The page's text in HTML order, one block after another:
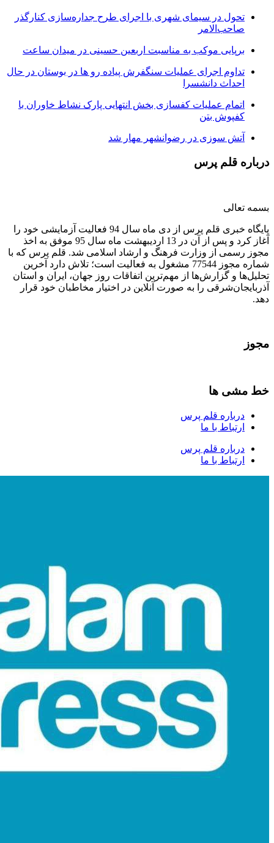
تحول در سیمای شهری با اجرای طرح جداره‌سازی کنارگذر
صاحب‌الامر
برپایی موکب به مناسبت اربعین حسینی در میدان ساعت
تداوم اجرای عملیات سنگفرش پیاده رو ها در بوستان در حال
احداث دانشسرا
اتمام عملیات کفسازی بخش انتهایی پارک نشاط خاوران با
کفپوش بتن
آتش سوزی در رضوانشهر مهار شد
درباره قلم پرس
بسمه تعالی
پایگاه خبری قلم پرس از دی ماه سال 94 فعالیت آزمایشی خود را
آغاز کرد و پس از آن در 13 اردیبهشت ماه سال 95 موفق به اخذ
مجوز رسمی از وزارت فرهنگ و ارشاد اسلامی شد. قلم پرس که با
شماره مجوز 77544 مشغول به فعالیت است؛ تلاش دارد آخرین
تحلیل‌ها و گزارش‌ها از مهم‌ترین اتفاقات روز جهان، ایران و استان
آذربایجان‌شرقی را به صورت آنلاین در اختیار مخاطبان خود قرار
دهد.
مجوز
خط مشی ها
درباره قلم پرس
ارتباط با ما
درباره قلم پرس
ارتباط با ما